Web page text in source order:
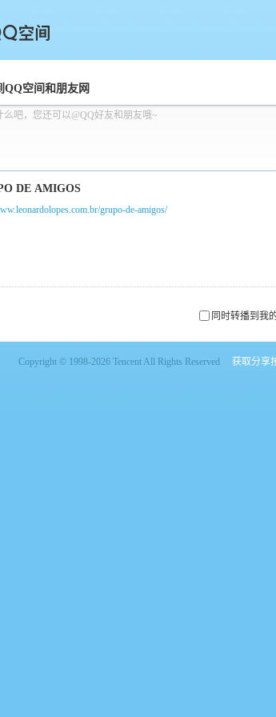
间
QQ空间和朋友网
么吧，您还可以@QQ好友和朋友哦~
grupo-de-amigos/
同时转播到我
Copyright © 1998-2026 Tencent All Rights Reserved 获取分享